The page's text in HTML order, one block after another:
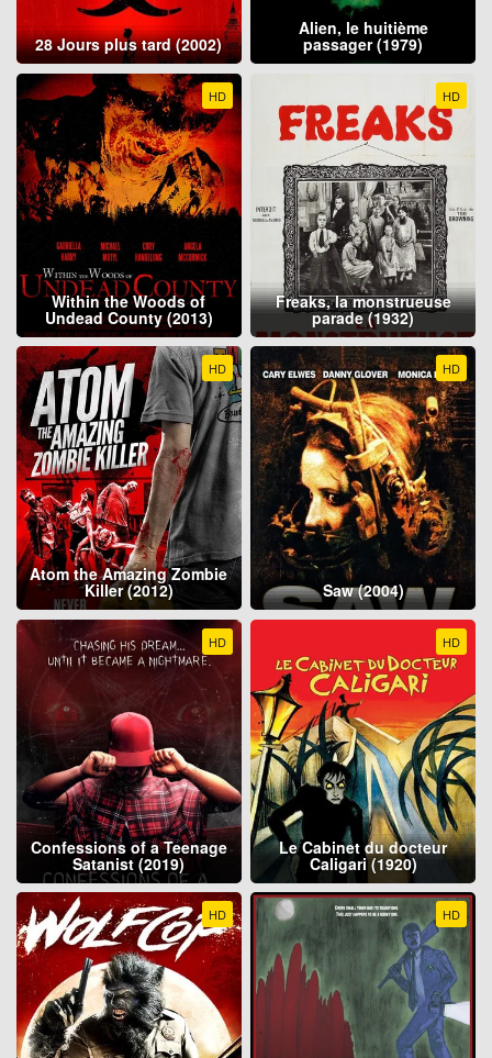
28 Jours plus tard (2002)
Alien, le huitième
passager (1979)
HD
Within the Woods of
Undead County (2013)
HD
Freaks, la monstrueuse
parade (1932)
HD
Atom the Amazing Zombie
Killer (2012)
HD
Saw (2004)
HD
Confessions of a Teenage
Satanist (2019)
HD
Le Cabinet du docteur
Caligari (1920)
HD HD